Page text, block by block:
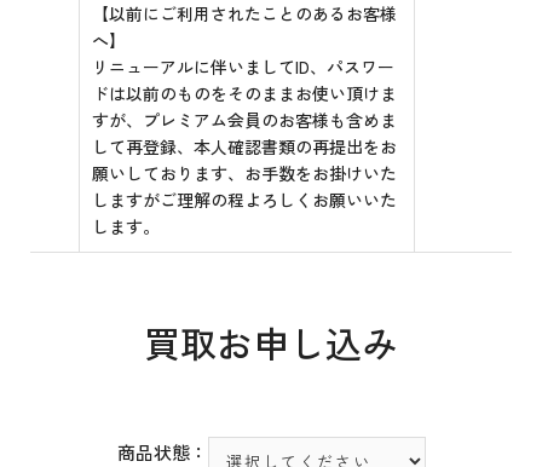
【以前にご利用されたことのあるお客様
へ】
リニューアルに伴いましてID、パスワー
ドは以前のものをそのままお使い頂けま
すが、プレミアム会員のお客様も含めま
して再登録、本人確認書類の再提出をお
願いしております、お手数をお掛けいた
しますがご理解の程よろしくお願いいた
します。
買取お申し込み
商品状態：